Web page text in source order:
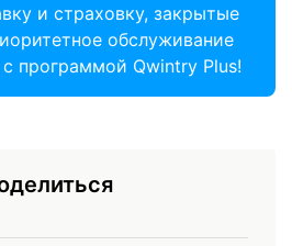
и страховку, закрытые
обслуживание
программой Qwintry Plus!